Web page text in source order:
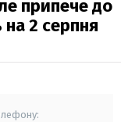
припече до
на 2 серпня